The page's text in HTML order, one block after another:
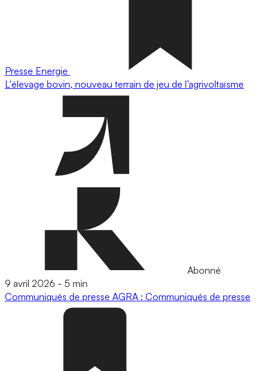
Presse Energie
L'élevage bovin, nouveau terrain de jeu de l’agrivoltaïsme
Abonné
9 avril 2026 - 5 min
Communiqués de presse AGRA : Communiqués de presse